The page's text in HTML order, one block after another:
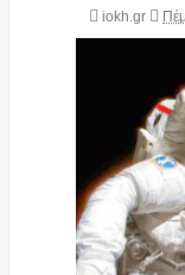
iokh.gr